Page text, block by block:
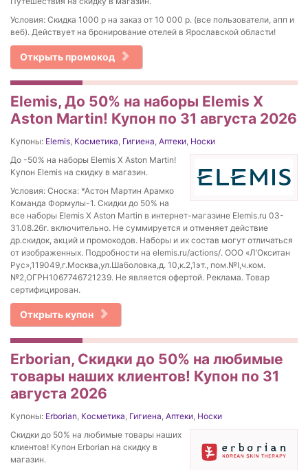
Условия: Скидка 1000 р на заказ от 10 000 р. (все пользователи, апп и
веб). Действует на бронирование отелей в Ярославской области!
Открыть промокод
Elemis, До 50% на наборы Elemis X
Aston Martin! Купон по 31 августа 2026
Купоны: Elemis, Косметика, Гигиена, Аптеки, Носки
До -50% на наборы Elemis X Aston Martin!
Купон Elemis на скидку в магазин.
Условия: Сноска: *Астон Мартин Арамко
Команда Формулы-1. Скидки до 50% на
все наборы Elemis X Aston Martin в интернет-магазине Elemis.ru 03-
31.08.26г. включительно. Не суммируется и отменяет действие
др.скидок, акций и промокодов. Наборы и их состав могут отличаться
от изображенных. Подробности на elemis.ru/actions/. ООО «Л’Окситан
Рус»,119049,г.Москва,ул.Шаболовка,д. 10,к.2,1эт., пом.№I,ч.ком.
№2,ОГРН1067746721239. Не является офертой. Реклама. Товар
сертифицирован.
Открыть купон
Erborian, Скидки до 50% на любимые
товары наших клиентов! Купон по 31
августа 2026
Купоны: Erborian, Косметика, Гигиена, Аптеки, Носки
Скидки до 50% на любимые товары наших
клиентов! Купон Erborian на скидку в
магазин.